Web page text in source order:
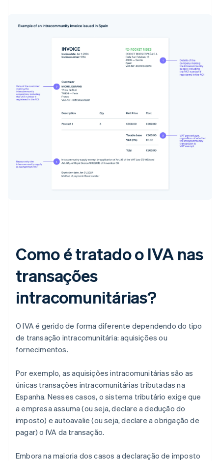
Como é tratado o IVA nas
transações
intracomunitárias?
O IVA é gerido de forma diferente dependendo do tipo
de transação intracomunitária: aquisições ou
fornecimentos.
Por exemplo, as aquisições intracomunitárias são as
únicas transações intracomunitárias tributadas na
Espanha. Nesses casos, o sistema tributário exige que
a empresa assuma (ou seja, declare a dedução do
imposto) e autoavalie (ou seja, declare a obrigação de
pagar) o IVA da transação.
Embora na maioria dos casos a declaração de imposto